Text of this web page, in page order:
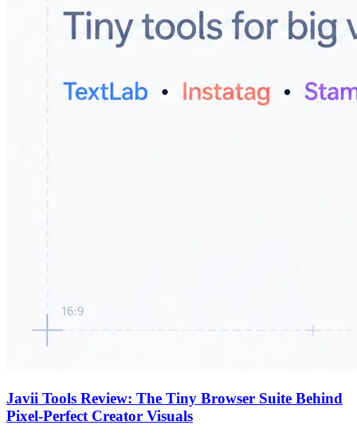
Javii Tools Review: The Tiny Browser Suite Behind
Pixel-Perfect Creator Visuals